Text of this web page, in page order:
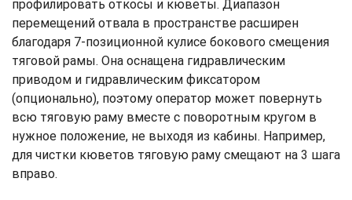
профилировать откосы и кюветы. Диапазон
перемещений отвала в пространстве расширен
благодаря 7-позиционной кулисе бокового смещения
тяговой рамы. Она оснащена гидравлическим
приводом и гидравлическим фиксатором
(опционально), поэтому оператор может повернуть
всю тяговую раму вместе с поворотным кругом в
нужное положение, не выходя из кабины. Например,
для чистки кюветов тяговую раму смещают на 3 шага
вправо.